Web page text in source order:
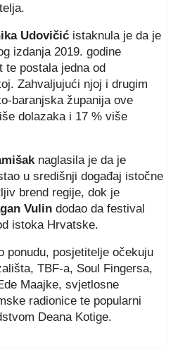
Udovičić istaknula je da je
izdanja 2019. godine
te postala jedna od
Zahvaljujući njoj i drugim
baranjska županija ove
dolazaka i 17 % više
naglasila je da je
u središnji događaj istočne
brend regije, dok je
Vulin dodao da festival
istoka Hrvatske.
ponudu, posjetitelje očekuju
TBF-a, Soul Fingersa,
Maajke, svjetlosne
radionice te popularni
Deana Kotige.